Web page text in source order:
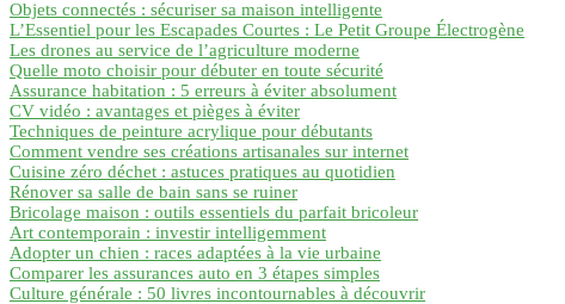
Objets connectés : sécuriser sa maison intelligente
L’Essentiel pour les Escapades Courtes : Le Petit Groupe Électrogène
Les drones au service de l’agriculture moderne
Quelle moto choisir pour débuter en toute sécurité
Assurance habitation : 5 erreurs à éviter absolument
CV vidéo : avantages et pièges à éviter
Techniques de peinture acrylique pour débutants
Comment vendre ses créations artisanales sur internet
Cuisine zéro déchet : astuces pratiques au quotidien
Rénover sa salle de bain sans se ruiner
Bricolage maison : outils essentiels du parfait bricoleur
Art contemporain : investir intelligemment
Adopter un chien : races adaptées à la vie urbaine
Comparer les assurances auto en 3 étapes simples
Culture générale : 50 livres incontournables à découvrir